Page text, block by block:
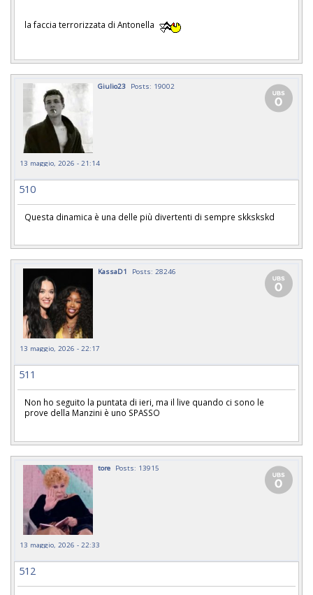
la faccia terrorizzata di Antonella
Giulio23 Posts: 19002
13 maggio, 2026 - 21:14
510
Questa dinamica è una delle più divertenti di sempre skkskskd
KassaD1 Posts: 28246
13 maggio, 2026 - 22:17
511
Non ho seguito la puntata di ieri, ma il live quando ci sono le
prove della Manzini è uno SPASSO
tore Posts: 13915
13 maggio, 2026 - 22:33
512